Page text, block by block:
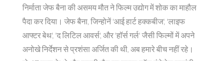
निर्माता जेफ बैना की असमय मौत ने फिल्म उद्योग में शोक का माहौल
पैदा कर दिया। जेफ बैना, जिन्होनें 'आई हार्ट हक्कबीज', 'लाइफ
आफ्टर बेथ', 'द लिटिल आवर्स', और 'हॉर्स गर्ल' जैसी फिल्मों में अपने
अनोखे निर्देशन से प्रशंसा अर्जित की थी, अब हमारे बीच नहीं रहे।